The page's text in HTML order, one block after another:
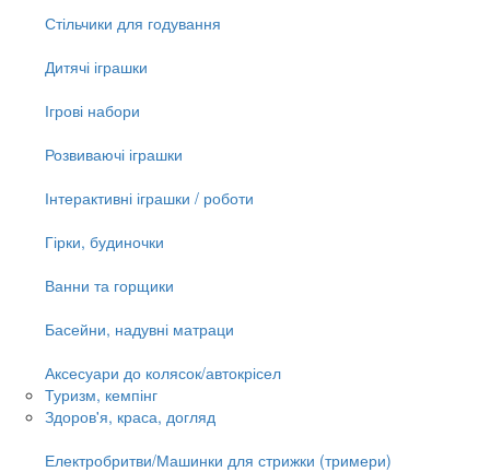
Стільчики для годування
Дитячі іграшки
Ігрові набори
Розвиваючі іграшки
Інтерактивні іграшки / роботи
Гірки, будиночки
Ванни та горщики
Басейни, надувні матраци
Аксесуари до колясок/автокрісел
Туризм, кемпінг
Здоров'я, краса, догляд
Електробритви/Машинки для стрижки (тримери)